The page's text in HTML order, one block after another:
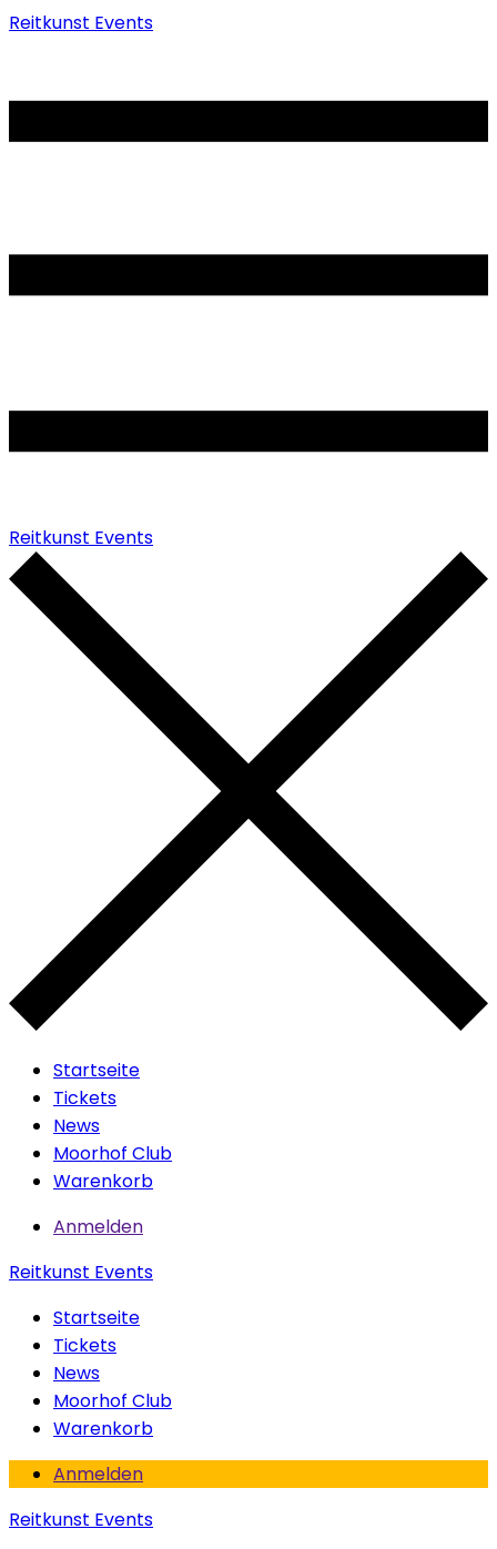
Reitkunst Events
Reitkunst Events
Startseite
Tickets
News
Moorhof Club
Warenkorb
Anmelden
Reitkunst Events
Startseite
Tickets
News
Moorhof Club
Warenkorb
Anmelden
Reitkunst Events